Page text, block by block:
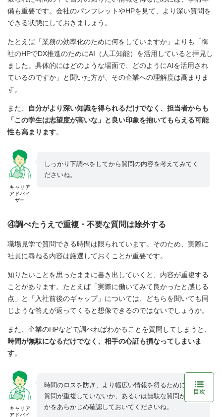
備も重要です。会社のパンフレットやHPを見て、より深い質問を
できる状態にしておきましょう。
たとえば「業務の効率化のために何をしていますか」よりも「御
社のHPでDX推進のためにAI（人工知能）を活用していると拝見し
ました。具体的にはどのような場面で、どのようにAIを活用され
ているのですか」と聞いた方が、その企業への理解度は高まりま
す。
また、
自分がより深い知識を得られるだけでなく、担当者からも
「この学生は志望度が高いな」と良い印象を抱いてもらえる可能
性も高まります。
キャリア
アドバイ
ザー
しっかり下調べをしてから質問の内容を考えてみてく
ださいね。
④調べたうえで重複・不要な質問は除外する
職場見学で質問できる時間は限られています。そのため、実際に
社員に尋ねる内容は厳選しておくことが重要です。
知りたいことを思ったままに書き出していくと、内容が重複する
ことがあります。たとえば「実際に働いてみて良かったと感じる
点」と「入社前後のギャップ」については、どちらを聞いても同
じような答えが返ってくると想像できるのではないでしょうか。
また、企業のHPなどで調べればわかることを質問してしまうと、
時間が無駄になるだけでなく、相手の心証も損なってしまいま
す。
キャリア
アドバイ
時間のロスを防ぎ、より幅広い情報を得るためにも、
質問が重複していないか、あるいは無駄な質問がない
かをあらかじめ確認しておいてくださいね。
目次